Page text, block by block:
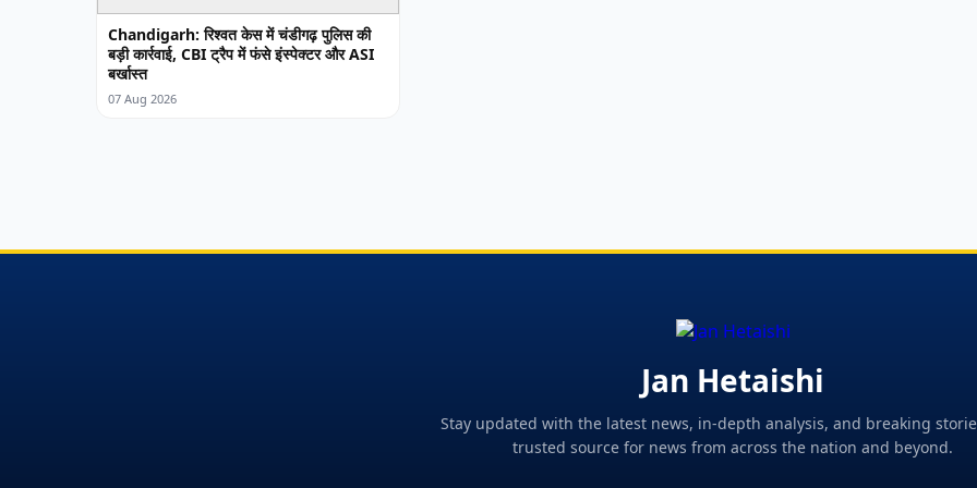
Chandigarh: रिश्वत केस में चंडीगढ़ पुलिस की
बड़ी कार्रवाई, CBI ट्रैप में फंसे इंस्पेक्टर और ASI
बर्खास्त
07 Aug 2026
Jan Hetaishi
Stay updated with the latest news, in-depth analysis, and breaking
trusted source for news from across the nation and beyond.